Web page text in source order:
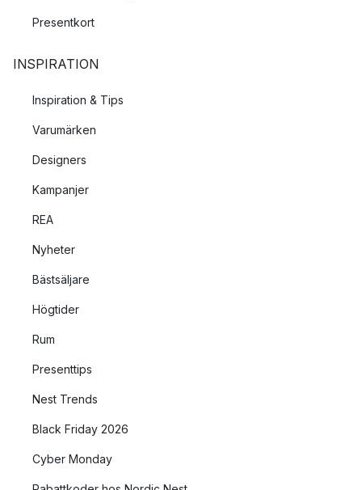
Presentkort
INSPIRATION
Inspiration & Tips
Varumärken
Designers
Kampanjer
REA
Nyheter
Bästsäljare
Högtider
Rum
Presenttips
Nest Trends
Black Friday 2026
Cyber Monday